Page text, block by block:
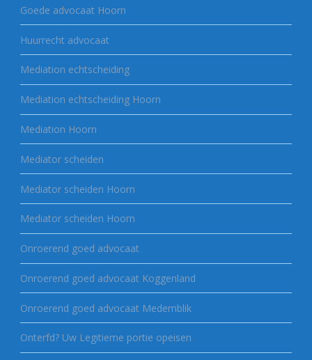
Goede advocaat Hoorn
Huurrecht advocaat
Mediation echtscheiding
Mediation echtscheiding Hoorn
Mediation Hoorn
Mediator scheiden
Mediator scheiden Hoorn
Mediator scheiden Hoorn
Onroerend goed advocaat
Onroerend goed advocaat Koggenland
Onroerend goed advocaat Medemblik
Onterfd? Uw Legitieme portie opeisen